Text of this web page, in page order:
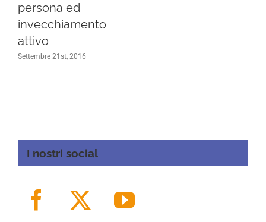
persona ed
invecchiamento
attivo
Settembre 21st, 2016
I nostri social